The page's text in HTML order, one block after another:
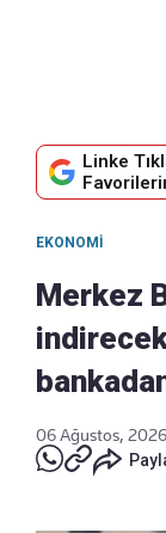
Linke
EKONOMI
Merkez
06 Ağustos, 2026